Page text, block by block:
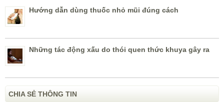
Hướng dẫn dùng thuốc nhỏ mũi đúng cách
Những tác động xấu do thói quen thức khuya gây ra
CHIA SẺ THÔNG TIN